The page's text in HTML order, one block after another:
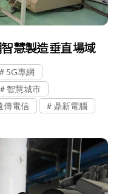
慧製造垂直場域
5G專網
智慧城市
傳電信 鼎新電腦